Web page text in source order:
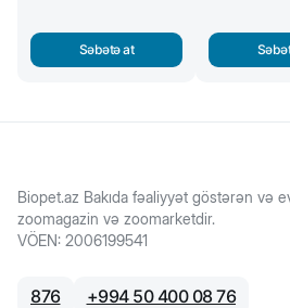
Səbətə at
Biopet.az Bakıda fəaliyyət göstərən və
zoomagazin və zoomarketdir.
VÖEN: 2006199541
876 +994 50 400 08 76